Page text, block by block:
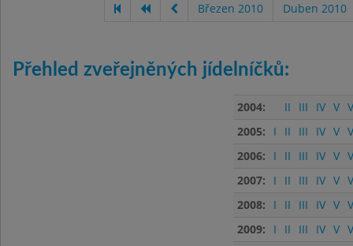
Březen 2010 Duben 2010
Přehled zveřejněných jídelníčků:
2004: II III IV V
2005:
I II III IV V
2006:
I II III IV V
2007:
I II III IV V
2008:
I II III IV V
2009:
I II III IV V